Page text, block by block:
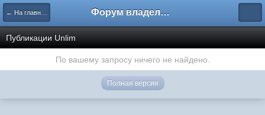
← На главную Форум владельцев интернет-магазинов
Публикации Unlim
По вашему запросу ничего не найдено.
Полная версия